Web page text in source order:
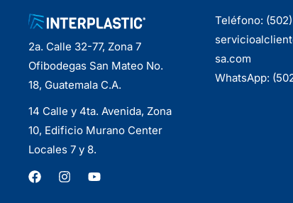
2a. Calle 32-77, Zona 7
Ofibodegas San Mateo No.
18, Guatemala C.A.
14 Calle y 4ta. Avenida, Zona
10, Edificio Murano Center
Locales 7 y 8.
Teléfono:
sa.com
WhatsApp: